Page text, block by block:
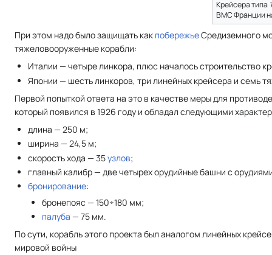
Крейсера типа
ВМС Франции
При этом надо было защищать как побережьеСредиземного
тяжеловооруженные корабли:
Италии — четыре линкора, плюс началось строительство
Японии — шесть линкоров, три линейных крейсера и семь
Первой попыткой ответа на это в качестве меры для
который появился в 1926 году и обладал следующими
длина — 250 м;
ширина — 24,5 м;
скорость хода — 35узлов;
главный калибр — две четырех орудийные башни с
бронирование:
бронепояс — 150÷180 мм;
палуба — 75 мм.
По сути, корабль этого проекта был аналогом линейных
мировой войны